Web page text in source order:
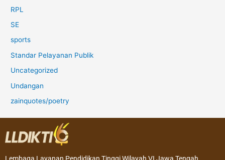
RPL
SE
sports
Standar Pelayanan Publik
Uncategorized
Undangan
zainquotes/poetry